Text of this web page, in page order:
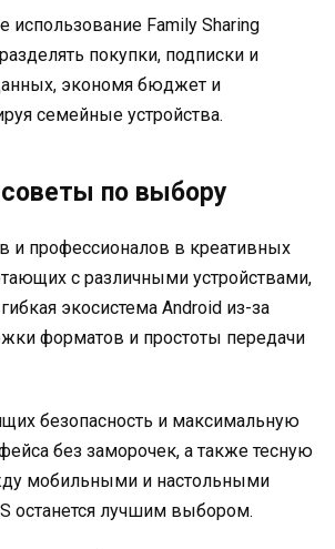
использование Family Sharing
покупки, подписки и
экономя бюджет и
семейные устройства.
по выбору
и профессионалов в креативных
с различными устройствами,
экосистема Android из-за
форматов и простоты передачи
безопасность и максимальную
без заморочек, а также тесную
мобильными и настольными
останется лучшим выбором.